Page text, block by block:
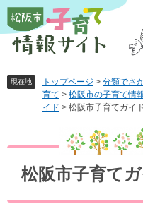
ペ
ジ
メ
ュ
現在地 トップページ > 分類でさ
育て > 松阪市の子育て情
イド > 松阪市子育てガイ
文
松阪市子育て